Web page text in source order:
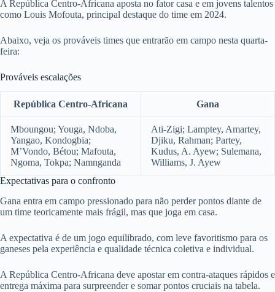
A República Centro-Africana aposta no fator casa e em jovens talentos
como Louis Mofouta, principal destaque do time em 2024.
Abaixo, veja os prováveis times que entrarão em campo nesta quarta-
feira:
Prováveis escalações
República Centro-Africana Gana
Mboungou; Youga, Ndoba,
Yangao, Kondogbia;
M’Vondo, Bétou; Mafouta,
Ngoma, Tokpa; Namnganda
Ati-Zigi; Lamptey, Amartey,
Djiku, Rahman; Partey,
Kudus, A. Ayew; Sulemana,
Williams, J. Ayew
Expectativas para o confronto
Gana entra em campo pressionado para não perder pontos diante de
um time teoricamente mais frágil, mas que joga em casa.
A expectativa é de um jogo equilibrado, com leve favoritismo para os
ganeses pela experiência e qualidade técnica coletiva e individual.
A República Centro-Africana deve apostar em contra-ataques rápidos e
entrega máxima para surpreender e somar pontos cruciais na tabela.